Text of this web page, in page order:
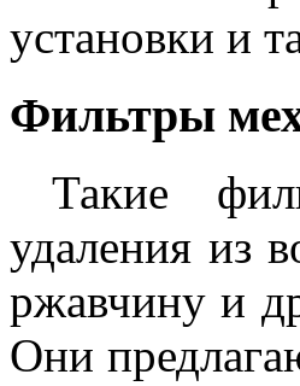
установки и
Фильтры
Такие
удаления из
ржавчину и
Они